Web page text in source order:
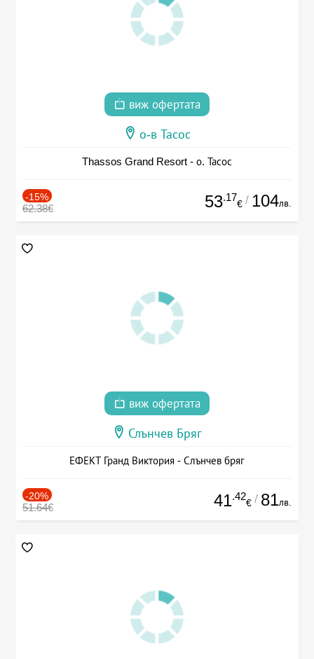
виж офертата
о-в Тасос
Thassos Grand Resort - о. Тасос
-15%
62.38€ 53.17
€ / 104лв.
виж офертата
Слънчев Бряг
ЕФЕКТ Гранд Виктория - Слънчев бряг
-20%
51.64€ 41.42
€ / 81лв.